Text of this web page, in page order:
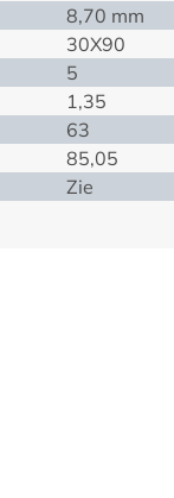
8,70 mm
30X90
5
1,35
63
85,05
Zie